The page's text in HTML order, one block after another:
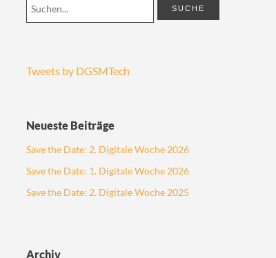
Tweets by DGSMTech
Neueste Beiträge
Save the Date: 2. Digitale Woche 2026
Save the Date: 1. Digitale Woche 2026
Save the Date: 2. Digitale Woche 2025
Archiv